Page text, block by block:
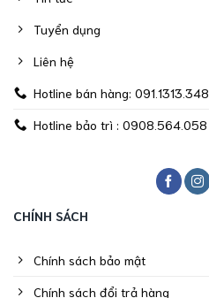
Tuyển dụng
Liên hệ
Hotline bán hàng: 091.1313.348
Hotline bảo trì : 0908.564.058
CHÍNH SÁCH
Chính sách bảo mật
Chính sách đổi trả hàng